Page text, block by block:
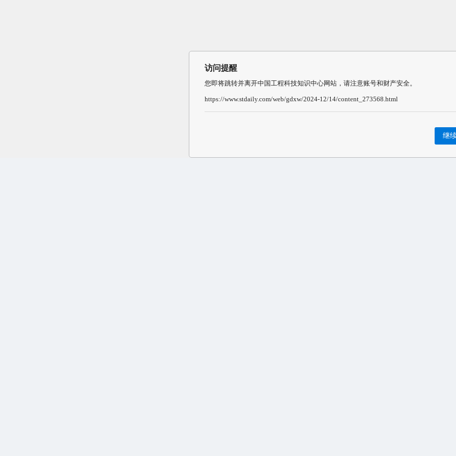
访问提醒
您即将跳转并离开中国工程科技知识中心网站，请注意账号和财产安全。
https://www.stdaily.com/web/gdxw/2024-12/14/content_273568.html
继